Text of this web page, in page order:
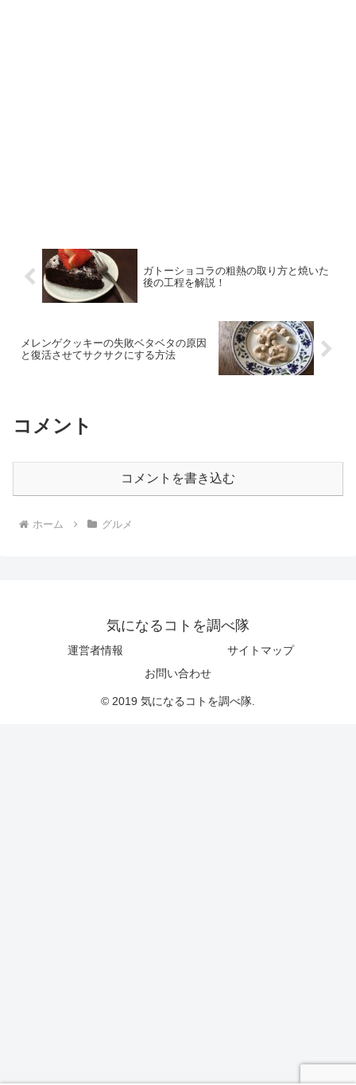
ガトーショコラの粗熱の取り方と焼いた
後の工程を解説！
メレンゲクッキーの失敗ベタベタの原因
と復活させてサクサクにする方法
コメント
コメントを書き込む
ホーム グルメ
気になるコトを調べ隊
運営者情報
サイトマップ
お問い合わせ
© 2019 気になるコトを調べ隊.